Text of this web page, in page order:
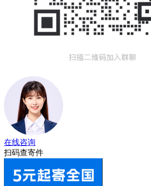
在线咨询
扫码查寄件